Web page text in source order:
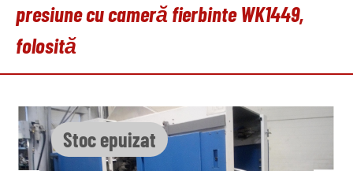
presiune cu cameră fierbinte WK1449,
folosită
Stoc epuizat
Sari peste galeria de imagini